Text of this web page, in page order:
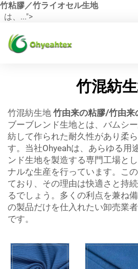
竹粘膠／竹ライオセル生地
は、...">
竹混紡
竹混紡生地 竹由来の粘膠/竹由来
ブーブレンド生地とは、バムシ
紡して作られた耐久性があり柔
す。当社Ohyeahは、あらゆる用
ンド生地を製造する専門工場と
ナルな生産を行っています。こ
ており、その理由は快適さと持
るでしょう。多くの利点を兼ね
の製品だけを仕入れたい卸売業
です。